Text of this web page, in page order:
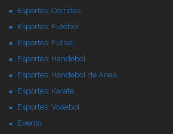
Esportes: Corridas
Esportes: Futebol
Esportes: Futsal
Esportes: Handebol
Esportes: Handebol de Areia
Esportes: Karate
Esportes: Voleibol
Evento